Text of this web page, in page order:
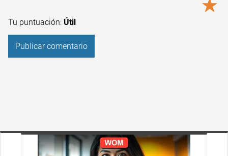
★
Tu puntuación: Útil